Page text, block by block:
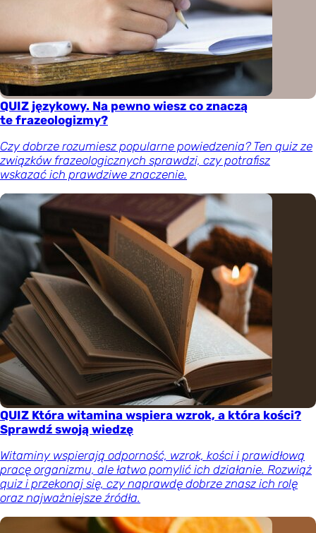
QUIZ językowy. Na pewno wiesz co znaczą
te frazeologizmy?
Czy dobrze rozumiesz popularne powiedzenia? Ten quiz ze
związków frazeologicznych sprawdzi, czy potrafisz
wskazać ich prawdziwe znaczenie.
QUIZ Która witamina wspiera wzrok, a która kości?
Sprawdź swoją wiedzę
Witaminy wspierają odporność, wzrok, kości i prawidłową
pracę organizmu, ale łatwo pomylić ich działanie. Rozwiąż
quiz i przekonaj się, czy naprawdę dobrze znasz ich rolę
oraz najważniejsze źródła.